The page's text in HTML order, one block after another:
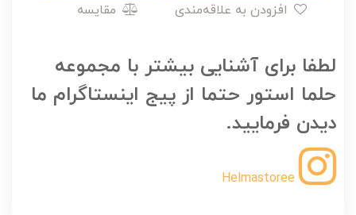
مقایسه
لطفا برای آشنایی بیشتر با مجموعه
حلما استور حتما از پیج اینستاگرام ما
دیدن فرمایید.
Helmastoree